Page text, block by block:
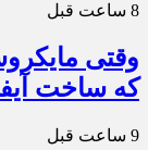
8 ساعت قبل
وقتی
که ساخت
9 ساعت قبل